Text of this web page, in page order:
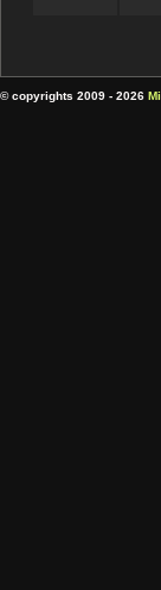
© copyrights 2009 - 2026